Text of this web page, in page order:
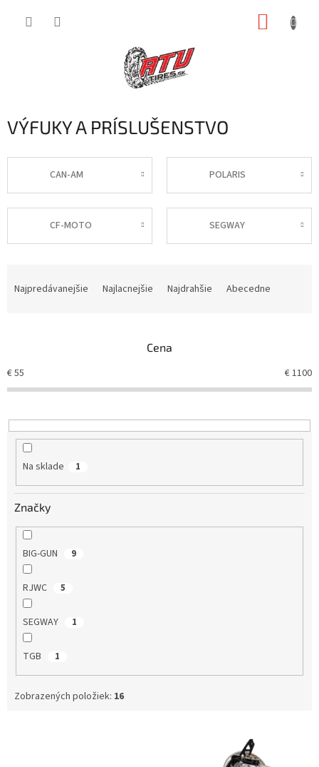
VÝFUKY A PRÍSLUŠENSTVO
CAN-AM POLARIS
CF-MOTO SEGWAY
e
p
r
d
Najpredávanejšie Najlacnejšie Najdrahšie Abecedne
Cena
€55 €1100
Na sklade 1
Značky
BIG-GUN 9
RJWC 5
SEGWAY 1
TGB 1
Zobrazených položiek: 16